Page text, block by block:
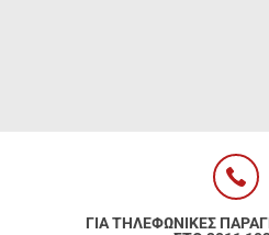
ΓΙΑ ΤΗΛΕΦΩΝΙΚΕΣ